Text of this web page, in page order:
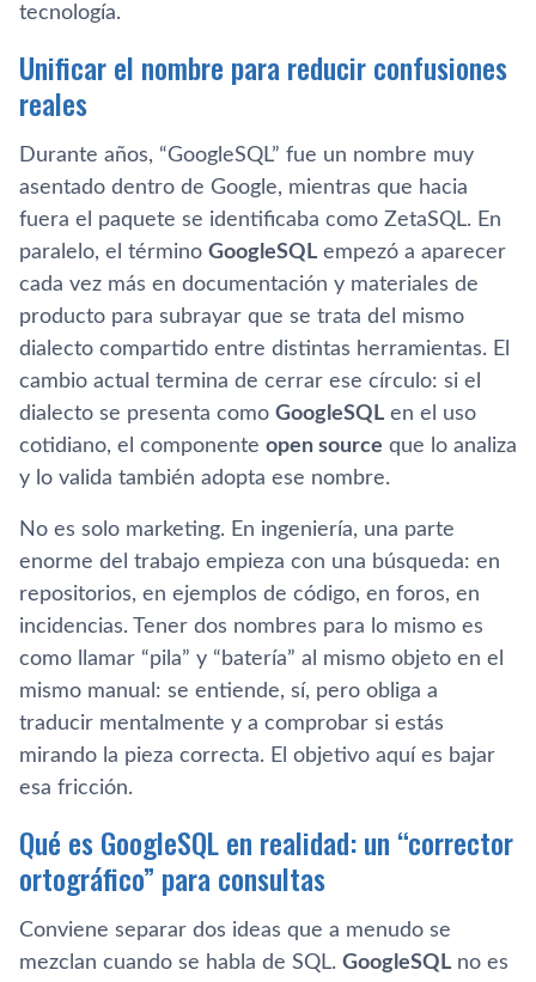
tecnología.
Unificar el nombre para reducir confusiones
reales
Durante años, “GoogleSQL” fue un nombre muy
asentado dentro de Google, mientras que hacia
fuera el paquete se identificaba como ZetaSQL. En
paralelo, el término GoogleSQL empezó a aparecer
cada vez más en documentación y materiales de
producto para subrayar que se trata del mismo
dialecto compartido entre distintas herramientas. El
cambio actual termina de cerrar ese círculo: si el
dialecto se presenta como GoogleSQL en el uso
cotidiano, el componente open source que lo analiza
y lo valida también adopta ese nombre.
No es solo marketing. En ingeniería, una parte
enorme del trabajo empieza con una búsqueda: en
repositorios, en ejemplos de código, en foros, en
incidencias. Tener dos nombres para lo mismo es
como llamar “pila” y “batería” al mismo objeto en el
mismo manual: se entiende, sí, pero obliga a
traducir mentalmente y a comprobar si estás
mirando la pieza correcta. El objetivo aquí es bajar
esa fricción.
Qué es GoogleSQL en realidad: un “corrector
ortográfico” para consultas
Conviene separar dos ideas que a menudo se
mezclan cuando se habla de SQL. GoogleSQL no es